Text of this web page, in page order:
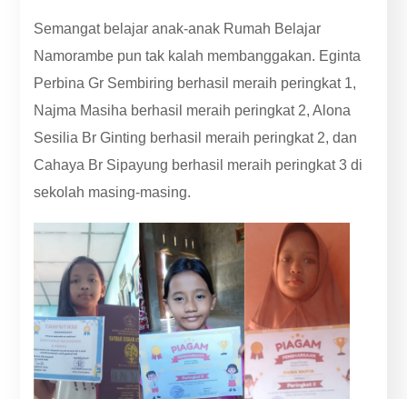
Semangat belajar anak-anak Rumah Belajar
Namorambe pun tak kalah membanggakan. Eginta
Perbina Gr Sembiring berhasil meraih peringkat 1,
Najma Masiha berhasil meraih peringkat 2, Alona
Sesilia Br Ginting berhasil meraih peringkat 2, dan
Cahaya Br Sipayung berhasil meraih peringkat 3 di
sekolah masing-masing.